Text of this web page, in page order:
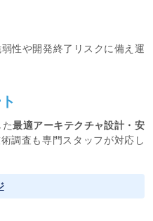
性や開発終了リスクに備え運
た最適アーキテクチャ設計・安
調査も専門スタッフが対応し